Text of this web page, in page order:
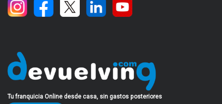
Tu franquicia Online desde casa, sin gastos posteriores